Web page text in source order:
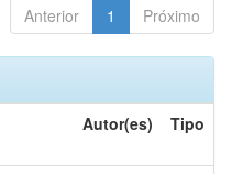
Anterior 1 Próximo
Autor(es) Tipo